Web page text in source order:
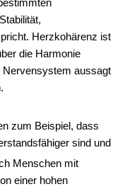
Herzkohärenz ist
die Harmonie
aussagt
zum Beispiel, dass
sind und
Menschen mit
einer hohen